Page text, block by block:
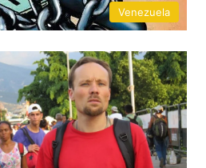
Venezuela